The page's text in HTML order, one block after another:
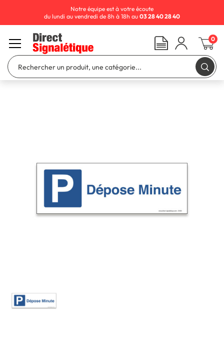
Notre équipe est à votre écoute
du lundi au vendredi de 8h à 18h au 03 28 40 28 40
0